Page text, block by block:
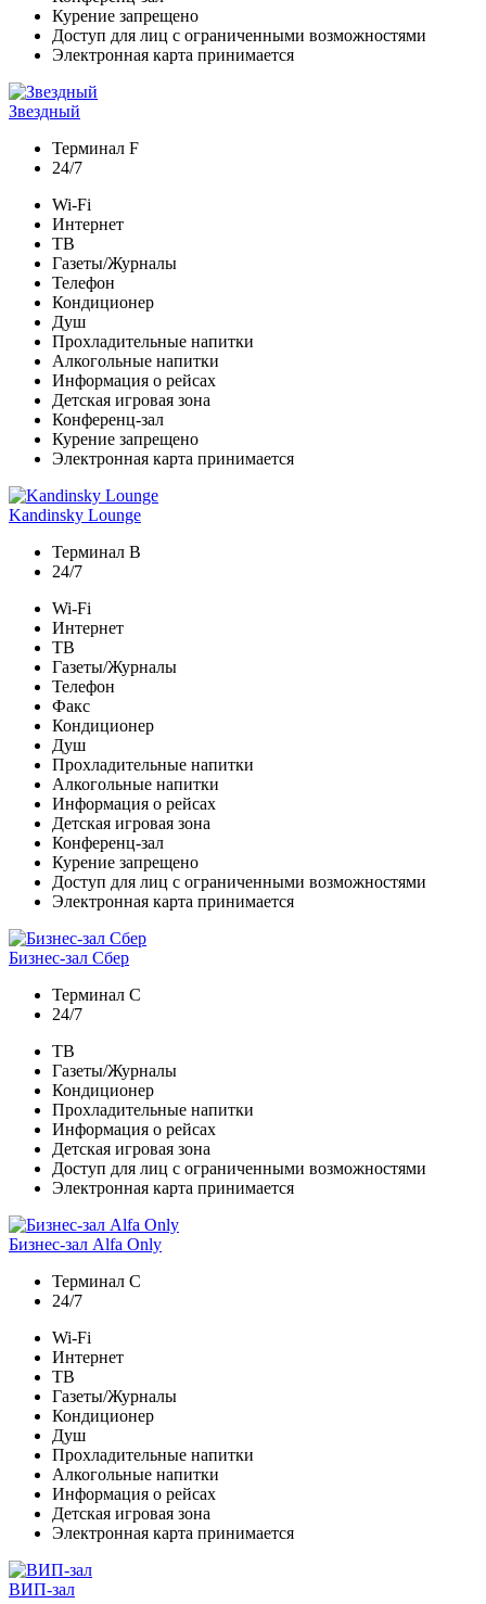
Курение запрещено
Доступ для лиц с ограниченными возможностями
Электронная карта принимается
Звездный
Терминал F
24/7
Wi-Fi
Интернет
ТВ
Газеты/Журналы
Телефон
Кондиционер
Душ
Прохладительные напитки
Алкогольные напитки
Информация о рейсах
Детская игровая зона
Конференц-зал
Курение запрещено
Электронная карта принимается
Kandinsky Lounge
Терминал B
24/7
Wi-Fi
Интернет
ТВ
Газеты/Журналы
Телефон
Факс
Кондиционер
Душ
Прохладительные напитки
Алкогольные напитки
Информация о рейсах
Детская игровая зона
Конференц-зал
Курение запрещено
Доступ для лиц с ограниченными возможностями
Электронная карта принимается
Бизнес-зал Сбер
Терминал С
24/7
ТВ
Газеты/Журналы
Кондиционер
Прохладительные напитки
Информация о рейсах
Детская игровая зона
Доступ для лиц с ограниченными возможностями
Электронная карта принимается
Бизнес-зал Аlfa Only
Терминал С
24/7
Wi-Fi
Интернет
ТВ
Газеты/Журналы
Кондиционер
Душ
Прохладительные напитки
Алкогольные напитки
Информация о рейсах
Детская игровая зона
Электронная карта принимается
ВИП-зал